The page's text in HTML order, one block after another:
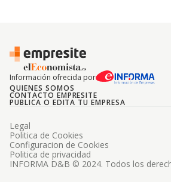
Información ofrecida por
QUIENES SOMOS
CONTACTO EMPRESITE
PUBLICA O EDITA TU EMPRESA
INFORMA D&B © 2024. Todos los
Legal
Politica de Cookies
Configuracion de Cookies
Politica de privacidad